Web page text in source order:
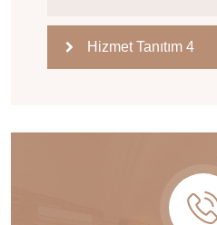
Hizmet Tanıtım 4